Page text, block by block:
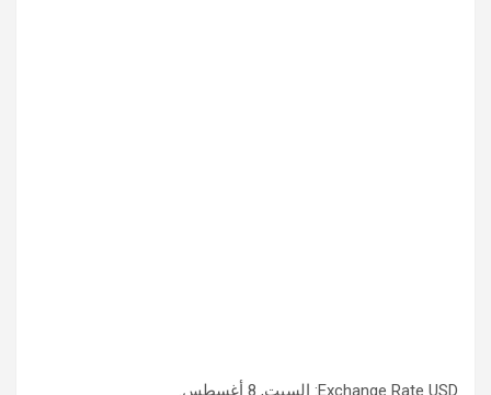
Exchange Rate USD : السبت, 8 أغسطس.